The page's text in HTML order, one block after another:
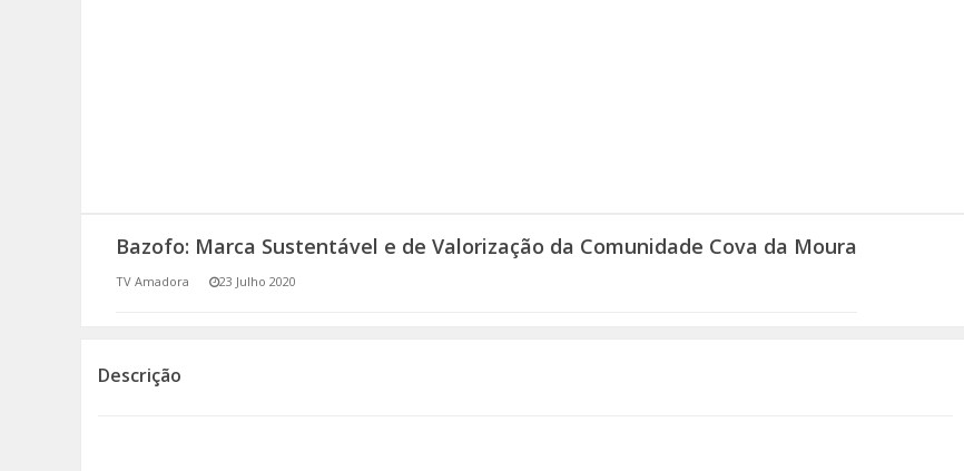
(RE) PENSAMENTOS
Bazofo: Marca Sustentável e de Valorização da Comunidade Cova da Moura
TV Amadora 23 Julho 2020
Descrição